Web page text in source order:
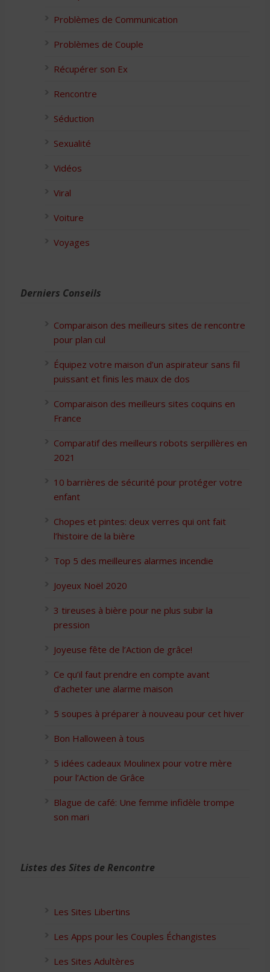
Problèmes de Communication
Problèmes de Couple
Récupérer son Ex
Rencontre
Séduction
Sexualité
Vidéos
Viral
Voiture
Voyages
Derniers Conseils
Comparaison des meilleurs sites de rencontre
pour plan cul
Équipez votre maison d’un aspirateur sans fil
puissant et finis les maux de dos
Comparaison des meilleurs sites coquins en
France
Comparatif des meilleurs robots serpillères en
2021
10 barrières de sécurité pour protéger votre
enfant
Chopes et pintes: deux verres qui ont fait
l’histoire de la bière
Top 5 des meilleures alarmes incendie
Joyeux Noël 2020
3 tireuses à bière pour ne plus subir la
pression
Joyeuse fête de l’Action de grâce!
Ce qu’il faut prendre en compte avant
d’acheter une alarme maison
5 soupes à préparer à nouveau pour cet hiver
Bon Halloween à tous
5 idées cadeaux Moulinex pour votre mère
pour l’Action de Grâce
Blague de café: Une femme infidèle trompe
son mari
Listes des Sites de Rencontre
Les Sites Libertins
Les Apps pour les Couples Échangistes
Les Sites Adultères